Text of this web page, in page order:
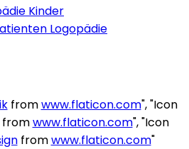
Kinder
Logopädie
fromwww.flaticon.com", "Icon
www.flaticon.com", "Icon
fromwww.flaticon.com"